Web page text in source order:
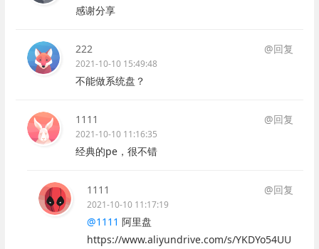
感谢分享
222 @回复
2021-10-10 15:49:48
不能做系统盘？
1111 @回复
2021-10-10 11:16:35
经典的pe，很不错
1111 @回复
2021-10-10 11:17:19
@1111 阿里盘
https://www.aliyundrive.com/s/YKDYo54UU